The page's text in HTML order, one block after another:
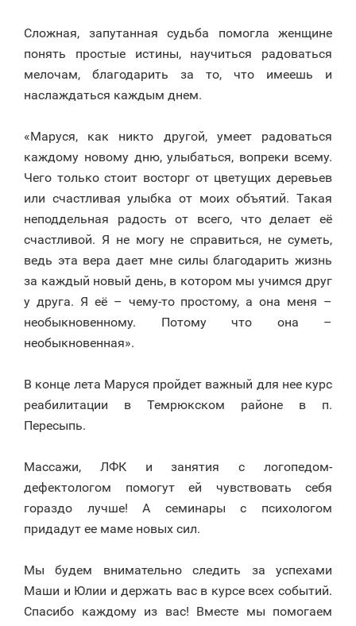
Сложная, запутанная судьба помогла женщине
понять простые истины, научиться радоваться
мелочам, благодарить за то, что имеешь и
наслаждаться каждым днем.
«Маруся, как никто другой, умеет радоваться
каждому новому дню, улыбаться, вопреки всему.
Чего только стоит восторг от цветущих деревьев
или счастливая улыбка от моих объятий. Такая
неподдельная радость от всего, что делает её
счастливой. Я не могу не справиться, не суметь,
ведь эта вера дает мне силы благодарить жизнь
за каждый новый день, в котором мы учимся друг
у друга. Я её – чему-то простому, а она меня –
необыкновенному. Потому что она –
необыкновенная».
В конце лета Маруся пройдет важный для нее курс
реабилитации в Темрюкском районе в п.
Пересыпь.
Массажи, ЛФК и занятия с логопедом-
дефектологом помогут ей чувствовать себя
гораздо лучше! А семинары с психологом
придадут ее маме новых сил.
Мы будем внимательно следить за успехами
Маши и Юлии и держать вас в курсе всех событий.
Спасибо каждому из вас! Вместе мы помогаем